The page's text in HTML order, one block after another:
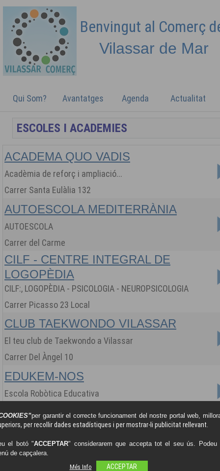
Benvingut al Comerç
Vilassar de Mar
Qui Som? Avantatges Agenda Actualitat
ACADEMA QUO VADIS
Acadèmia de reforç i ampliació...
Carrer Santa Eulàlia 132
AUTOESCOLA MEDITERRÀNIA
AUTOESCOLA
Carrer del Carme
CILF - CENTRE INTEGRAL DE
LOGOPÈDIA
CILF:, LOGOPÈDIA - PSICOLOGIA - NEUROPSICOLOGIA
Carrer Picasso 23 Local
CLUB TAEKWONDO VILASSAR
El teu club de Taekwondo a Vilassar
Carrer Del Àngel 10
EDUKEM-NOS
Escola Robòtica Educativa
ESCOLA NAUTICA CARA AL VENT
Escola Nàutica i Club de Navegació
Carrer del callao s/n (Port de Mataró) Loc-38
per garantir el correcte funcionament del nostre portal web,
per recollir dades estadístiques i per mostrar-li publicitat rellevant.
el botó "ACCEPTAR" considerarem que accepta tot el seu ús.
de capçalera.
Més Info
ACCEPTAR